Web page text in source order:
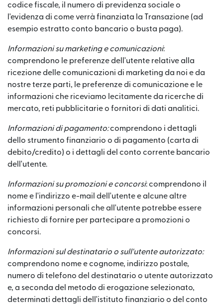
codice fiscale, il numero di previdenza sociale o
l'evidenza di come verrà finanziata la Transazione (ad
esempio estratto conto bancario o busta paga).
Informazioni su marketing e comunicazioni:
comprendono le preferenze dell'utente relative alla
ricezione delle comunicazioni di marketing da noi e da
nostre terze parti, le preferenze di comunicazione e le
informazioni che riceviamo lecitamente da ricerche di
mercato, reti pubblicitarie o fornitori di dati analitici.
Informazioni di pagamento:comprendono i dettagli
dello strumento finanziario o di pagamento (carta di
debito/credito) o i dettagli del conto corrente bancario
dell'utente.
Informazioni su promozioni e concorsi: comprendono il
nome e l'indirizzo e-mail dell'utente e alcune altre
informazioni personali che all'utente potrebbe essere
richiesto di fornire per partecipare a promozioni o
concorsi.
Informazioni sul destinatario o sull'utente autorizzato:
comprendono nome e cognome, indirizzo postale,
numero di telefono del destinatario o utente autorizzato
e, a seconda del metodo di erogazione selezionato,
determinati dettagli dell'istituto finanziario o del conto